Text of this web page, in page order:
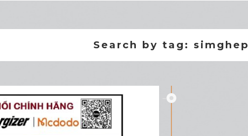
Search by tag: simghep